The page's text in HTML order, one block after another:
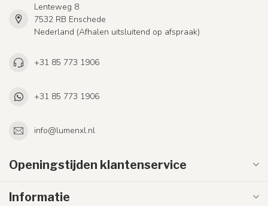
Lenteweg 8
7532 RB Enschede
Nederland (Afhalen uitsluitend op afspraak)
+31 85 773 1906
+31 85 773 1906
info@lumenxl.nl
Openingstijden klantenservice
Informatie